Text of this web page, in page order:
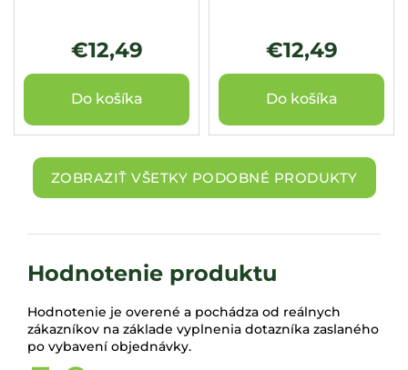
€12,49
Do košíka
€12,49
Do košíka
ZOBRAZIŤ VŠETKY PODOBNÉ PRODUKTY
Hodnotenie produktu
Hodnotenie je overené a pochádza od reálnych
zákazníkov na základe vyplnenia dotazníka zaslaného
po vybavení objednávky.